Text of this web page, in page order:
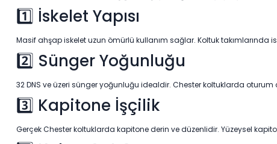
1️⃣ İskelet Yapısı
Masif ahşap iskelet uzun ömürlü kullanım sağlar. Koltuk takımlarında
2️⃣ Sünger Yoğunluğu
32 DNS ve üzeri sünger yoğunluğu idealdir. Chester koltuklarda
3️⃣ Kapitone İşçilik
Gerçek Chester koltuklarda kapitone derin ve düzenlidir. Yüzeysel